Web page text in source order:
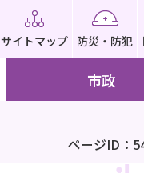
サイトマップ 防災・防犯
市政
ページID：